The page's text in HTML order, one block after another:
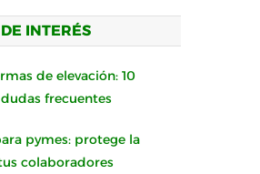
INTERÉS
de elevación: 10
frecuentes
pymes: protege la
colaboradores